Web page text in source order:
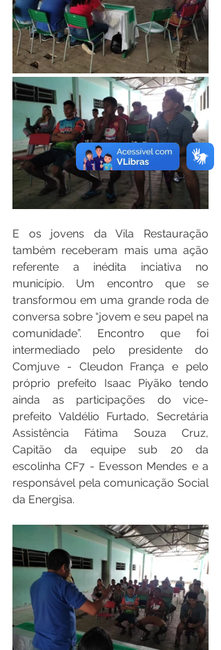
E os jovens da Vila Restauração
também receberam mais uma ação
referente a inédita inciativa no
município. Um encontro que se
transformou em uma grande roda de
conversa sobre “jovem e seu papel na
comunidade”. Encontro que foi
intermediado pelo presidente do
Comjuve - Cleudon França e pelo
próprio prefeito Isaac Piyãko tendo
ainda as participações do vice-
prefeito Valdélio Furtado, Secretária
Assistência Fátima Souza Cruz,
Capitão da equipe sub 20 da
escolinha CF7 - Evesson Mendes e a
responsável pela comunicação Social
da Energisa.